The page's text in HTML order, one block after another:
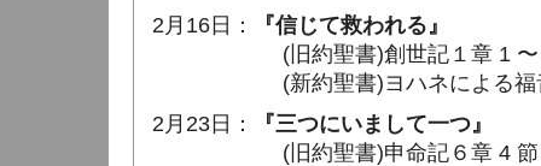
2月16日：
『信じて救われる』
(旧約聖書)創世記１章 1 〜
(新約聖書)ヨハネによる福音
2月23日：
『三つにいまして一つ』
(旧約聖書)申命記６章 4 節